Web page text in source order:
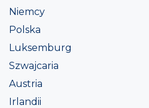
Niemcy
Polska
Luksemburg
Szwajcaria
Austria
Irlandii